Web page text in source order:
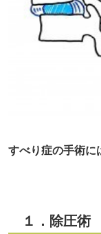
すべり症の手術に
１．除圧術